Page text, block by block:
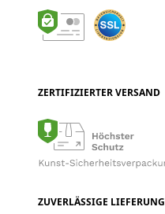
ZERTIFIZIERTER VERSAND
ZUVERLÄSSIGE LIEFERUNG